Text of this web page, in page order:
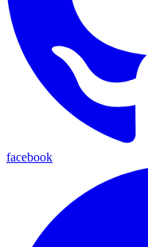
facebook